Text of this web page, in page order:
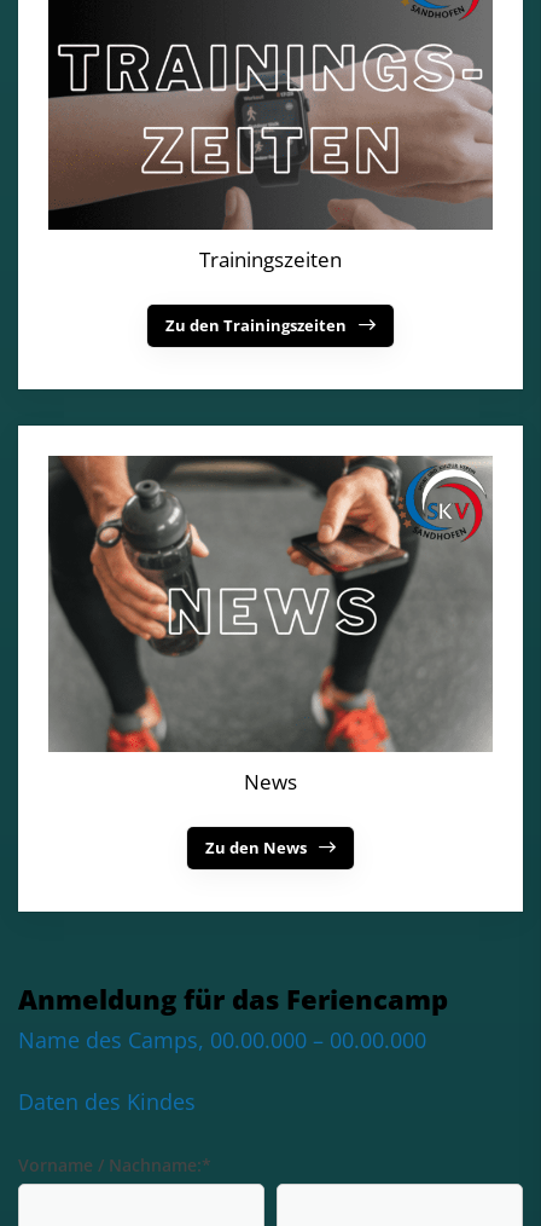
Trainingszeiten
Zu den Trainingszeiten
News
Zu den News
Anmeldung für das Feriencamp
Name des Camps, 00.00.000 – 00.00.000
Daten des Kindes
Vorname / Nachname:*